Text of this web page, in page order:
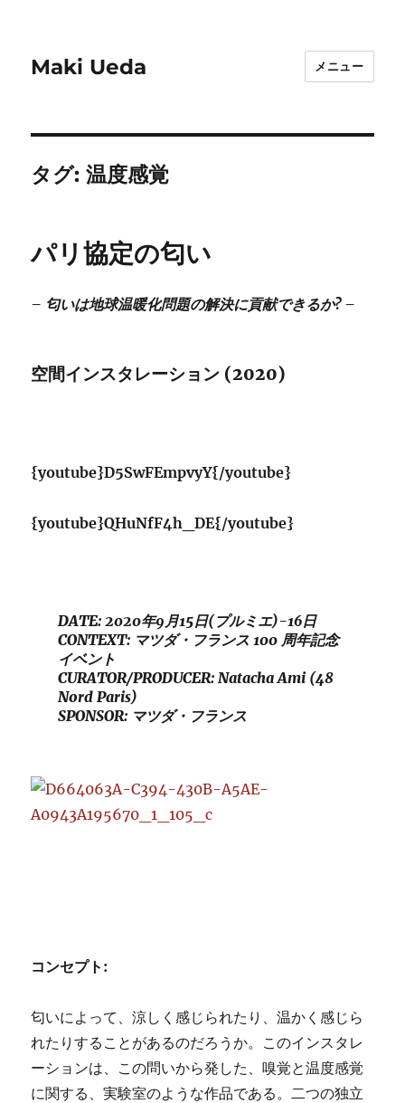
Maki Ueda メニュー
タグ:温度感覚
パリ協定の匂い
– 匂いは地球温暖化問題の解決に貢献できるか? –
空間インスタレーション (2020)
{youtube}D5SwFEmpvyY{/youtube}
{youtube}QHuNfF4h_DE{/youtube}
DATE: 2020年9月15日(プルミエ)-16日
CONTEXT: マツダ・フランス 100 周年記念
イベント
CURATOR/PRODUCER: Natacha Ami (48
Nord Paris)
SPONSOR: マツダ・フランス
コンセプト:
匂いによって、涼しく感じられたり、温かく感じら
れたりすることがあるのだろうか。このインスタレ
ーションは、この問いから発した、嗅覚と温度感覚
に関する、実験室のような作品である。二つの独立